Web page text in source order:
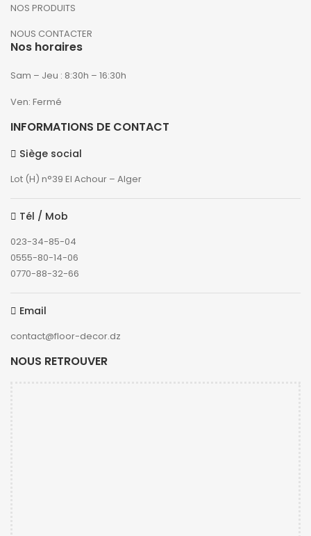
NOS PRODUITS
NOUS CONTACTER
Nos horaires
Sam – Jeu : 8:30h – 16:30h
Ven: Fermé
INFORMATIONS DE CONTACT
Siège social
Lot (H) n°39 El Achour – Alger
Tél / Mob
023-34-85-04
0555-80-14-06
0770-88-32-66
Email
contact@floor-decor.dz
NOUS RETROUVER